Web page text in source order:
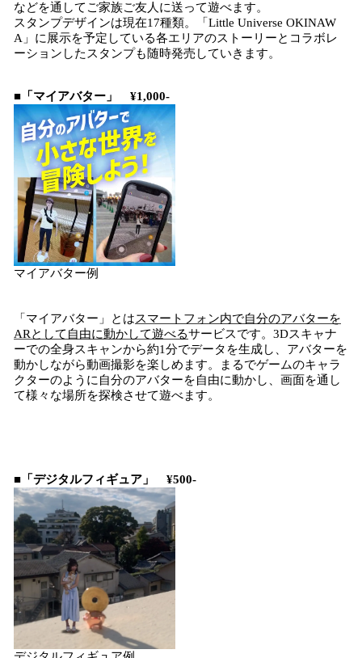
などを通してご家族ご友人に送って遊べます。
スタンプデザインは現在17種類。「Little Universe OKINAW
A」に展示を予定している各エリアのストーリーとコラボレ
ーションしたスタンプも随時発売していきます。
■「マイアバター」 ¥1,000-
マイアバター例
「マイアバター」とはスマートフォン内で自分のアバターを
ARとして自由に動かして遊べるサービスです。3Dスキャナ
ーでの全身スキャンから約1分でデータを生成し、アバターを
動かしながら動画撮影を楽しめます。まるでゲームのキャラ
クターのように自分のアバターを自由に動かし、画面を通し
て様々な場所を探検させて遊べます。
■「デジタルフィギュア」 ¥500-